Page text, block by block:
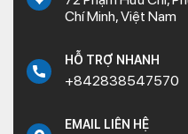
Chí Minh, Việt Nam
HỖ TRỢ NHANH
+842838547570
EMAIL LIÊN HỆ